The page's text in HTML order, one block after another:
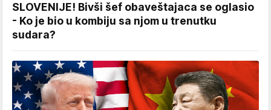
SLOVENIJE! Bivši šef obaveštajaca se oglasio
- Ko je bio u kombiju sa njom u trenutku
sudara?